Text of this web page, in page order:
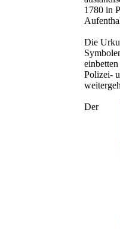
1780 in
Die
Polizei-
Der